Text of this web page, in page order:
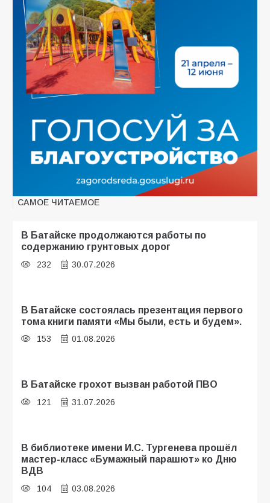
САМОЕ ЧИТАЕМОЕ
В Батайске продолжаются работы по
содержанию грунтовых дорог
232 30.07.2026
В Батайске состоялась презентация первого
тома книги памяти «Мы были, есть и будем».
153 01.08.2026
В Батайске грохот вызван работой ПВО
121 31.07.2026
В библиотеке имени И.С. Тургенева прошёл
мастер-класс «Бумажный парашют» ко Дню
ВДВ
104 03.08.2026